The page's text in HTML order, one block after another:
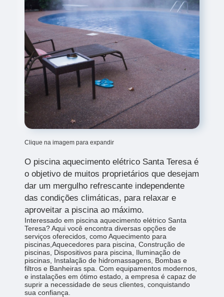
Clique na imagem para expandir
O piscina aquecimento elétrico Santa Teresa é
o objetivo de muitos proprietários que desejam
dar um mergulho refrescante independente
das condições climáticas, para relaxar e
aproveitar a piscina ao máximo.
Interessado em piscina aquecimento elétrico Santa
Teresa? Aqui você encontra diversas opções de
serviços oferecidos, como Aquecimento para
piscinas,Aquecedores para piscina, Construção de
piscinas, Dispositivos para piscina, Iluminação de
piscinas, Instalação de hidromassagens, Bombas e
filtros e Banheiras spa. Com equipamentos modernos,
e instalações em ótimo estado, a empresa é capaz de
suprir a necessidade de seus clientes, conquistando
sua confiança.